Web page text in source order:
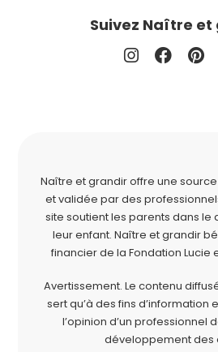
Suivez Naître
Naître et grandir offre une
et validée par des
site soutient les parents dans
leur enfant. Naître et grandir
financier de la Fondation Lucie
Avertissement. Le contenu
sert qu’à des fins d’information
l’opinion d’un professionnel
développement des